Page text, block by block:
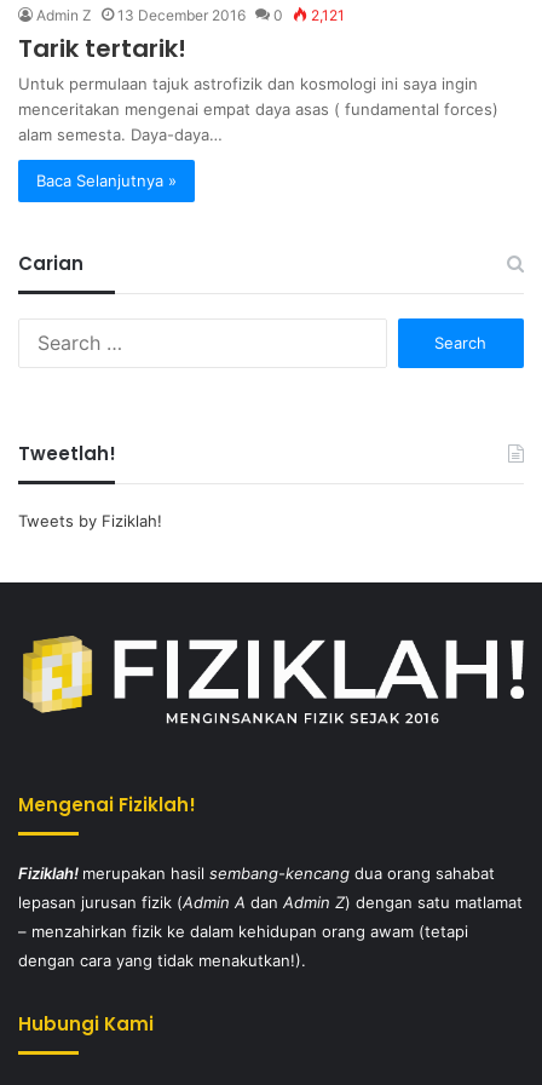
Admin Z 13 December 2016 0 2,121
Tarik tertarik!
Untuk permulaan tajuk astrofizik dan kosmologi ini saya ingin
menceritakan mengenai empat daya asas ( fundamental forces)
alam semesta. Daya-daya…
Baca Selanjutnya »
Carian
Tweetlah!
Tweets by Fiziklah!
Mengenai Fiziklah!
Fiziklah! merupakan hasil sembang-kencang dua orang sahabat
lepasan jurusan fizik (Admin A dan Admin Z) dengan satu matlamat
– menzahirkan fizik ke dalam kehidupan orang awam (tetapi
dengan cara yang tidak menakutkan!).
Hubungi Kami